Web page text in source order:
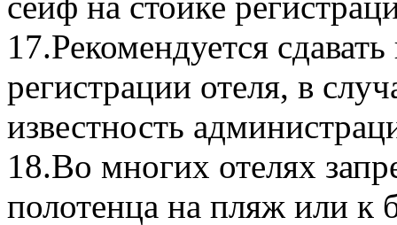
17.Рекомендуется
регистрации отеля, в
известность
18.Во многих отелях
полотенца на пляж или к